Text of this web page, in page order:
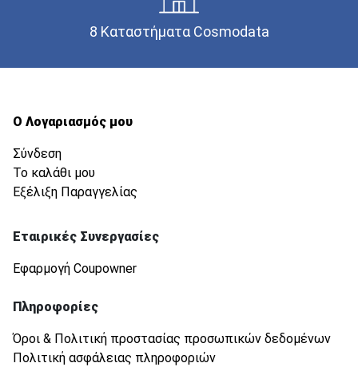
8 Καταστήματα Cosmodata
Ο Λογαριασμός μου
Σύνδεση
Το καλάθι μου
Εξέλιξη Παραγγελίας
Εταιρικές Συνεργασίες
Εφαρμογή Coupowner
Πληροφορίες
Όροι & Πολιτική προστασίας προσωπικών δεδομένων
Πολιτική ασφάλειας πληροφοριών